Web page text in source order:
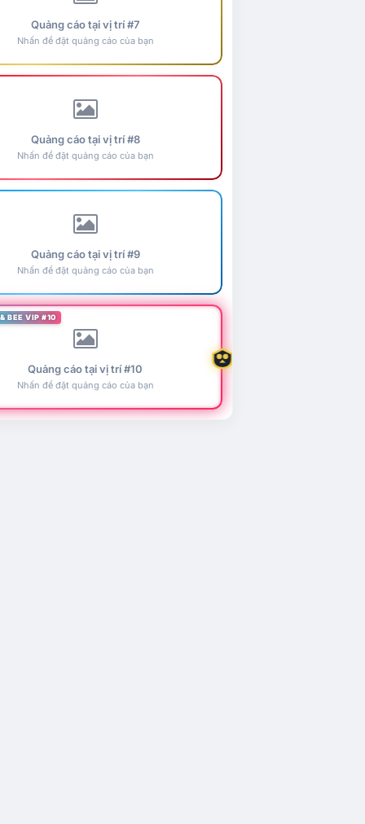
Quảng cáo tại vị trí #7
Nhấn để đặt quảng cáo của bạn
Quảng cáo tại vị trí #8
Nhấn để đặt quảng cáo của bạn
Quảng cáo tại vị trí #9
Nhấn để đặt quảng cáo của bạn
BEE VIP #10
Quảng cáo tại vị trí #10
Nhấn để đặt quảng cáo của bạn